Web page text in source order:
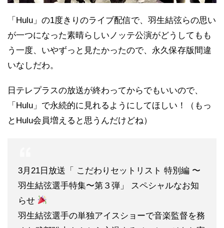
「Hulu」の1度きりのライブ配信で、羽生結弦らの思い
が一つになった素晴らしいノッテ公演がどうしてもも
う一度、いやずっと見たかったので、永久保存版間違
いなしだわ。
日テレプラスの放送が終わってからでもいいので、
「Hulu」で永続的に見れるようにしてほしい！（もっ
とHulu会員増えると思うんだけどね）
3月21日放送「 こだわりセットリスト 特別編 〜
羽生結弦選手特集〜第３弾」 スペシャルなお知
らせ
羽生結弦選手の単独アイスショーで音楽監督を務